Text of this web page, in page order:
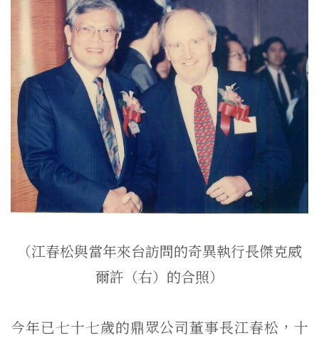
（江春松與當年來台訪問的奇異執行長傑克威
爾許（右）的合照）
今年已七十七歲的鼎眾公司董事長江春松，十